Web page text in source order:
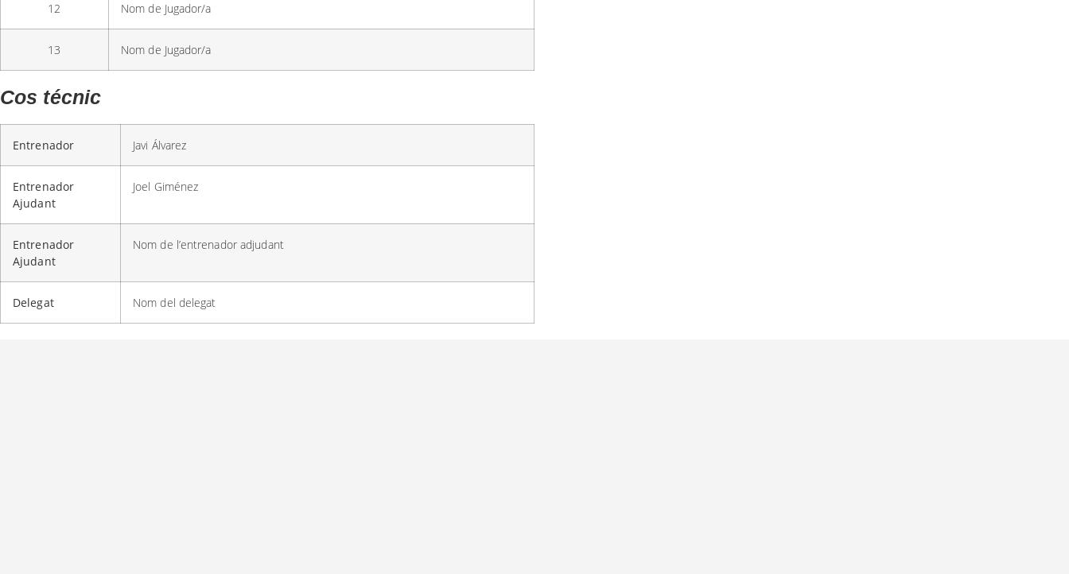
12 Nom de Jugador/a
13 Nom de Jugador/a
Cos técnic
Entrenador Javi Álvarez
Entrenador
Ajudant
Joel Giménez
Entrenador
Ajudant
Nom de l’entrenador adjudant
Delegat Nom del delegat